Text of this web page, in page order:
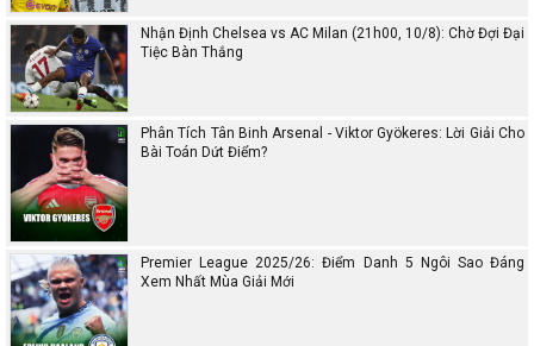
Nhận Định Chelsea vs AC Milan (21h00, 10/8): Chờ Đợi Đại
Tiệc Bàn Thắng
Phân Tích Tân Binh Arsenal - Viktor Gyökeres: Lời Giải Cho
Bài Toán Dứt Điểm?
Premier League 2025/26: Điểm Danh 5 Ngôi Sao Đáng
Xem Nhất Mùa Giải Mới